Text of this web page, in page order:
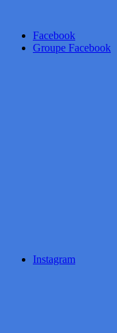
Facebook
Groupe Facebook
Instagram